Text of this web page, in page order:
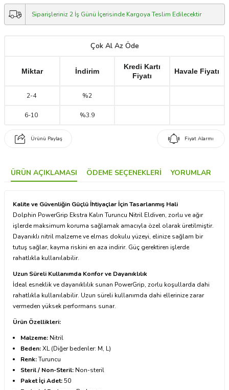
Siparişleriniz 2 İş Günü İçerisinde Kargoya Teslim Edilecektir
Çok Al Az Öde
Miktar İndirim
Kredi Kartı
Fiyatı
Havale Fiyatı
2-4 %2
6-10 %3.9
Ürünü Paylaş Fiyat Alarmı
ÜRÜN AÇIKLAMASI ÖDEME SEÇENEKLERI YORUMLAR
Kalite ve Güvenliğin Güçlü İhtiyaçlar İçin Tasarlanmış Hali
Dolphin PowerGrip Ekstra Kalın Turuncu Nitril Eldiven, zorlu ve ağır
işlerde maksimum koruma sağlamak amacıyla özel olarak üretilmiştir.
Dayanıklı nitril malzeme ve elmas dokulu yüzeyi, elinize sağlam bir
tutuş sağlar, kayma riskini en aza indirir. Güç gerektiren işlerde
rahatlıkla kullanılabilir.
Uzun Süreli Kullanımda Konfor ve Dayanıklılık
İdeal esneklik ve dayanıklılık sunan PowerGrip, zorlu koşullarda dahi
rahatlıkla kullanılabilir. Uzun süreli kullanımda dahi ellerinize zarar
vermeden yüksek performans sunar.
Ürün Özellikleri:
Malzeme: Nitril
Beden:XL (Diğer bedenler: M, L)
Renk:Turuncu
Steril / Non-Steril: Non-steril
Paket İçi Adet:50